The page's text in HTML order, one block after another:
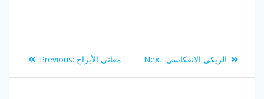
Post
navigation
Previous: Previous
معاني الأبراج Next: Next
الريكي الانعكاسي